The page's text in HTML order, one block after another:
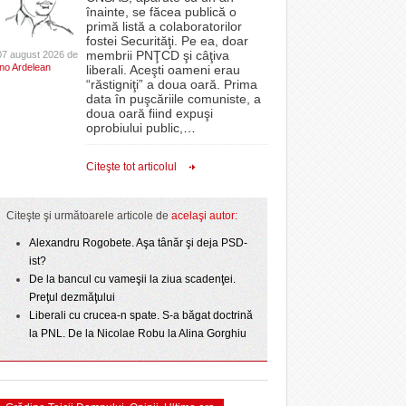
Superliga în
derby-urile
o nou-promovată
ce a pierdut
- 3 August 2026
Filmul „Ultimul ingredient”, o poveste a
Banatului în competiția internațională Food Film
Menu/VIDEO- 5 August 2026
Aflați secretele Timișoarei în cadrul unui nou tur
gratuit organizat de Asociația Turism Alternativ-
View all
proiectelor derulate de instituție din fonduri
europene/FOTO
ANAF oferă persoanelor fizice posibilitatea să
beneficieze de Declarația Unică 212
precompletată- 25 November 2025
CLIPURI VIDEO
JOCURI ONLINE
DIVERSE
FARMACII DIN
TIMIŞOARA
HARTA TIMIŞOAREI
LICEE, ŞCOLI ŞI
SFATUL MEDICULUI
august 2026 de
Ardelean
înainte, se făcea publică o
primă listă a colaboratorilor
fostei Securităţi. Pe ea, doar
membrii PNŢCD şi câţiva
liberali. Aceşti oameni erau
“răstigniţi” a doua oară. Prima
data în puşcăriile comuniste, a
doua oară fiind expuşi
oprobiului public,
Citeşte tot articolul
Citeşte şi următoarele articole de acelaşi autor:
Alexandru Rogobete. Aşa tânăr şi deja PSD-
ist?
De la bancul cu vameşii la ziua scadenţei.
Preţul dezmăţului
Liberali cu crucea-n spate. S-a băgat doctrină
la PNL. De la Nicolae Robu la Alina Gorghiu